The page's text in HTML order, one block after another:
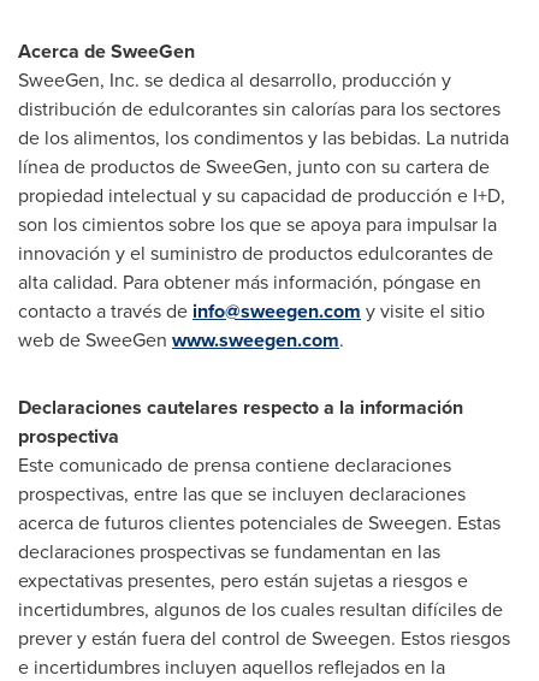
Acerca de SweeGen
SweeGen, Inc. se dedica al desarrollo, producción y
distribución de edulcorantes sin calorías para los sectores
de los alimentos, los condimentos y las bebidas. La nutrida
línea de productos de SweeGen, junto con su cartera de
propiedad intelectual y su capacidad de producción e I+D,
son los cimientos sobre los que se apoya para impulsar la
innovación y el suministro de productos edulcorantes de
alta calidad. Para obtener más información, póngase en
contacto a través de info@sweegen.com y visite el sitio
web de SweeGen www.sweegen.com.
Declaraciones cautelares respecto a la información
prospectiva
Este comunicado de prensa contiene declaraciones
prospectivas, entre las que se incluyen declaraciones
acerca de futuros clientes potenciales de Sweegen. Estas
declaraciones prospectivas se fundamentan en las
expectativas presentes, pero están sujetas a riesgos e
incertidumbres, algunos de los cuales resultan difíciles de
prever y están fuera del control de Sweegen. Estos riesgos
e incertidumbres incluyen aquellos reflejados en la